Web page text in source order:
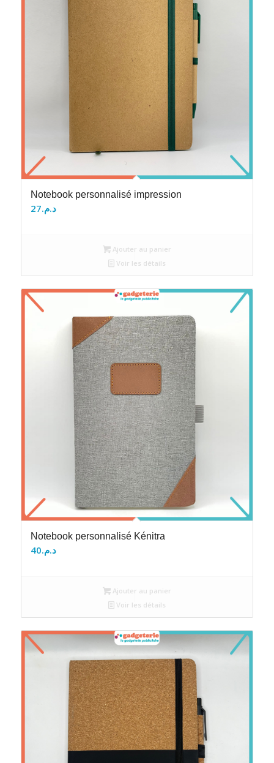
Notebook personnalisé impression
د.م.27
Ajouter au panier
Voir les détails
Notebook personnalisé Kénitra
د.م.40
Ajouter au panier
Voir les détails